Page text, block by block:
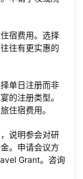
宿费用。选择
往有更实惠的
单日注册而非
的注册类型。
住宿费用。
说明参会对研
。申请会议方
Grant。咨询